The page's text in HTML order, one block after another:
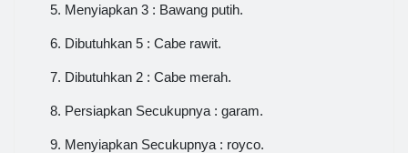
Menyiapkan 3 : Bawang putih.
Dibutuhkan 5 : Cabe rawit.
Dibutuhkan 2 : Cabe merah.
Persiapkan Secukupnya : garam.
Menyiapkan Secukupnya : royco.